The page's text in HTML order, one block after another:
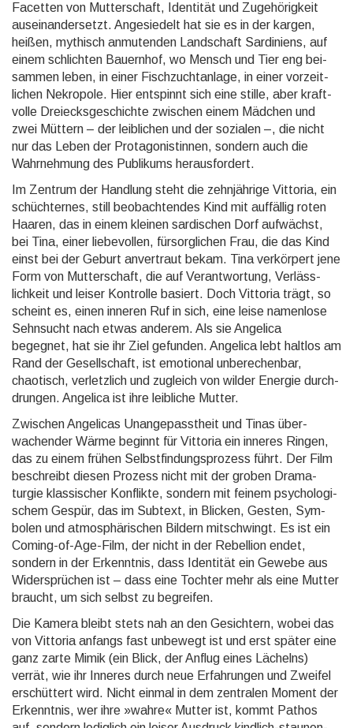
Facetten von Mutter­schaft, Identität und Zuge­hörig­keit
aus­einander­setzt. Ange­siedelt hat sie es in der kargen,
heißen, mythisch anmu­tenden Land­schaft Sardi­niens, auf
einem schlich­ten Bauern­hof, wo Mensch und Tier eng bei­
sammen leben, in einer Fisch­zucht­anlage, in einer vorzeit­
lichen Nekro­pole. Hier entspinnt sich eine stille, aber kraft­
volle Drei­ecks­ge­schichte zwischen einem Mädchen und
zwei Müttern – der leib­lichen und der sozialen –, die nicht
nur das Leben der Prota­gonis­tinnen, sondern auch die
Wahr­neh­mung des Publi­kums heraus­fordert.
Im Zentrum der Handlung steht die zehn­jährige Vittoria, ein
schüch­ternes, still be­obach­tendes Kind mit auffällig roten
Haaren, das in einem kleinen sardi­schen Dorf auf­wächst,
bei Tina, einer liebe­vollen, für­sorg­lichen Frau, die das Kind
einst bei der Geburt anver­traut bekam. Tina verkör­pert jene
Form von Mutter­schaft, die auf Verant­wortung, Verläss­
lichkeit und leiser Kontrolle basiert. Doch Vittoria trägt, so
scheint es, einen inneren Ruf in sich, eine leise namen­lose
Sehn­sucht nach etwas ande­rem. Als sie Angelica
begegnet, hat sie ihr Ziel gefunden. Angelica lebt haltlos am
Rand der Gesell­schaft, ist emotional unbe­rechen­bar,
chaotisch, verletz­lich und zugleich von wilder Energie durch­
drungen. Angelica ist ihre leibliche Mutter.
Zwischen Angelicas Unangepasstheit und Tinas über­
wachender Wärme beginnt für Vittoria ein inneres Ringen,
das zu einem frühen Selbst­findungs­prozess führt. Der Film
be­schreibt diesen Prozess nicht mit der groben Drama­
turgie klassi­scher Konflikte, sondern mit feinem psy­cho­logi­
schem Gespür, das im Subtext, in Blicken, Gesten, Sym­
bolen und atmos­phäri­schen Bildern mit­schwingt. Es ist ein
Coming-of-Age-Film, der nicht in der Rebellion endet,
sondern in der Er­kennt­nis, dass Identität ein Gewebe aus
Wider­sprüchen ist – dass eine Tochter mehr als eine Mutter
braucht, um sich selbst zu begreifen.
Die Kamera bleibt stets nah an den Gesich­tern, wobei das
von Vittoria anfangs fast unbewegt ist und erst später eine
ganz zarte Mimik (ein Blick, der Anflug eines Lächelns)
verrät, wie ihr Inneres durch neue Erfah­rungen und Zweifel
er­schüt­tert wird. Nicht einmal in dem zentralen Moment der
Er­kennt­nis, wer ihre »wahre« Mutter ist, kommt Pathos